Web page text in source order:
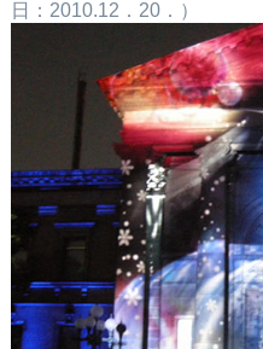
日：2010.12．20．）